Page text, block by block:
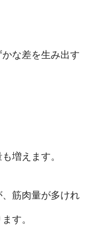
な差を生み出す
増えます。
筋肉量が多けれ
す。